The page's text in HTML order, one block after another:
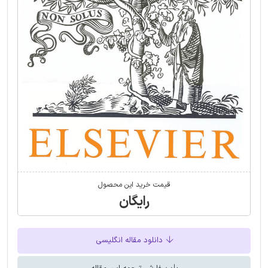
قیمت خرید این محصول
رایگان
دانلود مقاله انگلیسی